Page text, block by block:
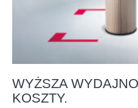
WYŻSZA
KOSZTY.